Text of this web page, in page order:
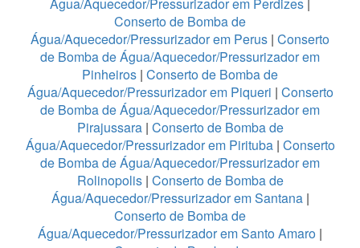
Água/Aquecedor/Pressurizador em Perdizes |
Conserto de Bomba de
Água/Aquecedor/Pressurizador em Perus | Conserto
de Bomba de Água/Aquecedor/Pressurizador em
Pinheiros | Conserto de Bomba de
Água/Aquecedor/Pressurizador em Piqueri | Conserto
de Bomba de Água/Aquecedor/Pressurizador em
Pirajussara| Conserto de Bomba de
Água/Aquecedor/Pressurizador em Pirituba| Conserto
de Bomba de Água/Aquecedor/Pressurizador em
Rolinopolis| Conserto de Bomba de
Água/Aquecedor/Pressurizador em Santana|
Conserto de Bomba de
Água/Aquecedor/Pressurizador em Santo Amaro |